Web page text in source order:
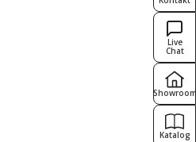
Live
Chat
Showroom
Katalog